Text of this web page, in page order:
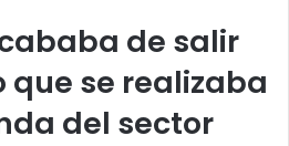
de salir
que se realizaba
del sector